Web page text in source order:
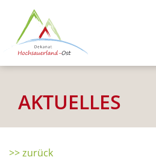
AKTUELLES
>> zurück